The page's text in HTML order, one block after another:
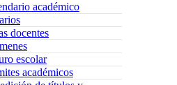
académico
docentes
escolar
académicos